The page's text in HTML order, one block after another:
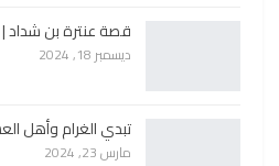
قصة عنترة بن شداد
ديسمبر 18, 2024
تبدي الغرام وأهل
مارس 23, 2024